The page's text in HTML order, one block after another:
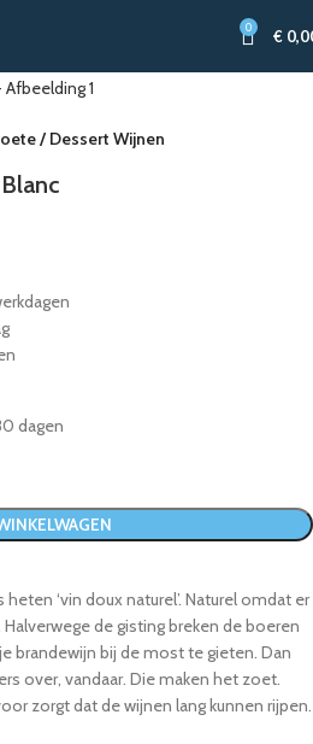
0 €
/ Dessert Wijnen
dagen
‘vin doux naturel’. Naturel omdat er
de gisting breken de boeren
brandewijn bij de most te gieten. Dan
over, vandaar. Die maken het zoet.
zorgt dat de wijnen lang kunnen rijpen.